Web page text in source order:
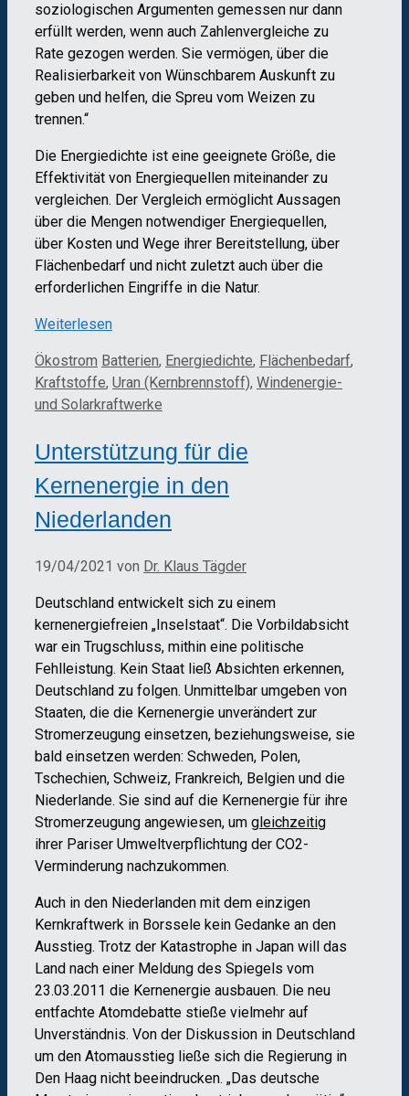
soziologischen Argumenten gemessen nur dann
erfüllt werden, wenn auch Zahlenvergleiche zu
Rate gezogen werden. Sie vermögen, über die
Realisierbarkeit von Wünschbarem Auskunft zu
geben und helfen, die Spreu vom Weizen zu
trennen.“
Die Energiedichte ist eine geeignete Größe, die
Effektivität von Energiequellen miteinander zu
vergleichen. Der Vergleich ermöglicht Aussagen
über die Mengen notwendiger Energiequellen,
über Kosten und Wege ihrer Bereitstellung, über
Flächenbedarf und nicht zuletzt auch über die
erforderlichen Eingriffe in die Natur.
Weiterlesen
Kategorien
Ökostrom Schlagwörter
Batterien, Energiedichte, Flächenbedarf,
Kraftstoffe, Uran (Kernbrennstoff), Windenergie-
und Solarkraftwerke
Unterstützung für die
Kernenergie in den
Niederlanden
19/04/2021 von Dr. Klaus Tägder
Deutschland entwickelt sich zu einem
kernenergiefreien „Inselstaat“. Die Vorbildabsicht
war ein Trugschluss, mithin eine politische
Fehlleistung. Kein Staat ließ Absichten erkennen,
Deutschland zu folgen. Unmittelbar umgeben von
Staaten, die die Kernenergie unverändert zur
Stromerzeugung einsetzen, beziehungsweise, sie
bald einsetzen werden: Schweden, Polen,
Tschechien, Schweiz, Frankreich, Belgien und die
Niederlande. Sie sind auf die Kernenergie für ihre
Stromerzeugung angewiesen, um gleichzeitig
ihrer Pariser Umweltverpflichtung der CO2-
Verminderung nachzukommen.
Auch in den Niederlanden mit dem einzigen
Kernkraftwerk in Borssele kein Gedanke an den
Ausstieg. Trotz der Katastrophe in Japan will das
Land nach einer Meldung des Spiegels vom
23.03.2011 die Kernenergie ausbauen. Die neu
entfachte Atomdebatte stieße vielmehr auf
Unverständnis. Von der Diskussion in Deutschland
um den Atomausstieg ließe sich die Regierung in
Den Haag nicht beeindrucken. „Das deutsche